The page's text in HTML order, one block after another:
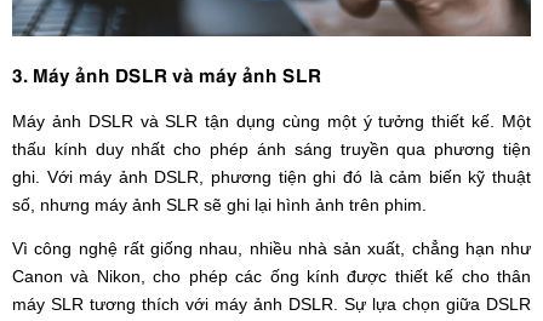
3. Máy ảnh DSLR và máy ảnh SLR
Máy ảnh DSLR và SLR tận dụng cùng một ý tưởng thiết kế. Một
thấu kính duy nhất cho phép ánh sáng truyền qua phương tiện
ghi. Với máy ảnh DSLR, phương tiện ghi đó là cảm biến kỹ thuật
số, nhưng máy ảnh SLR sẽ ghi lại hình ảnh trên phim.
Vì công nghệ rất giống nhau, nhiều nhà sản xuất, chẳng hạn như
Canon và Nikon, cho phép các ống kính được thiết kế cho thân
máy SLR tương thích với máy ảnh DSLR. Sự lựa chọn giữa DSLR